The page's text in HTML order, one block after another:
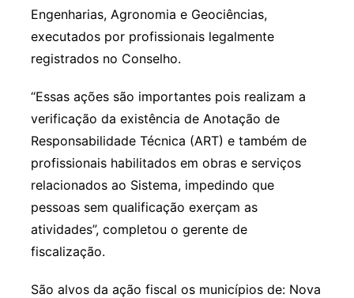
Engenharias, Agronomia e Geociências,
executados por profissionais legalmente
registrados no Conselho.
“Essas ações são importantes pois realizam a
verificação da existência de Anotação de
Responsabilidade Técnica (ART) e também de
profissionais habilitados em obras e serviços
relacionados ao Sistema, impedindo que
pessoas sem qualificação exerçam as
atividades”, completou o gerente de
fiscalização.
São alvos da ação fiscal os municípios de: Nova